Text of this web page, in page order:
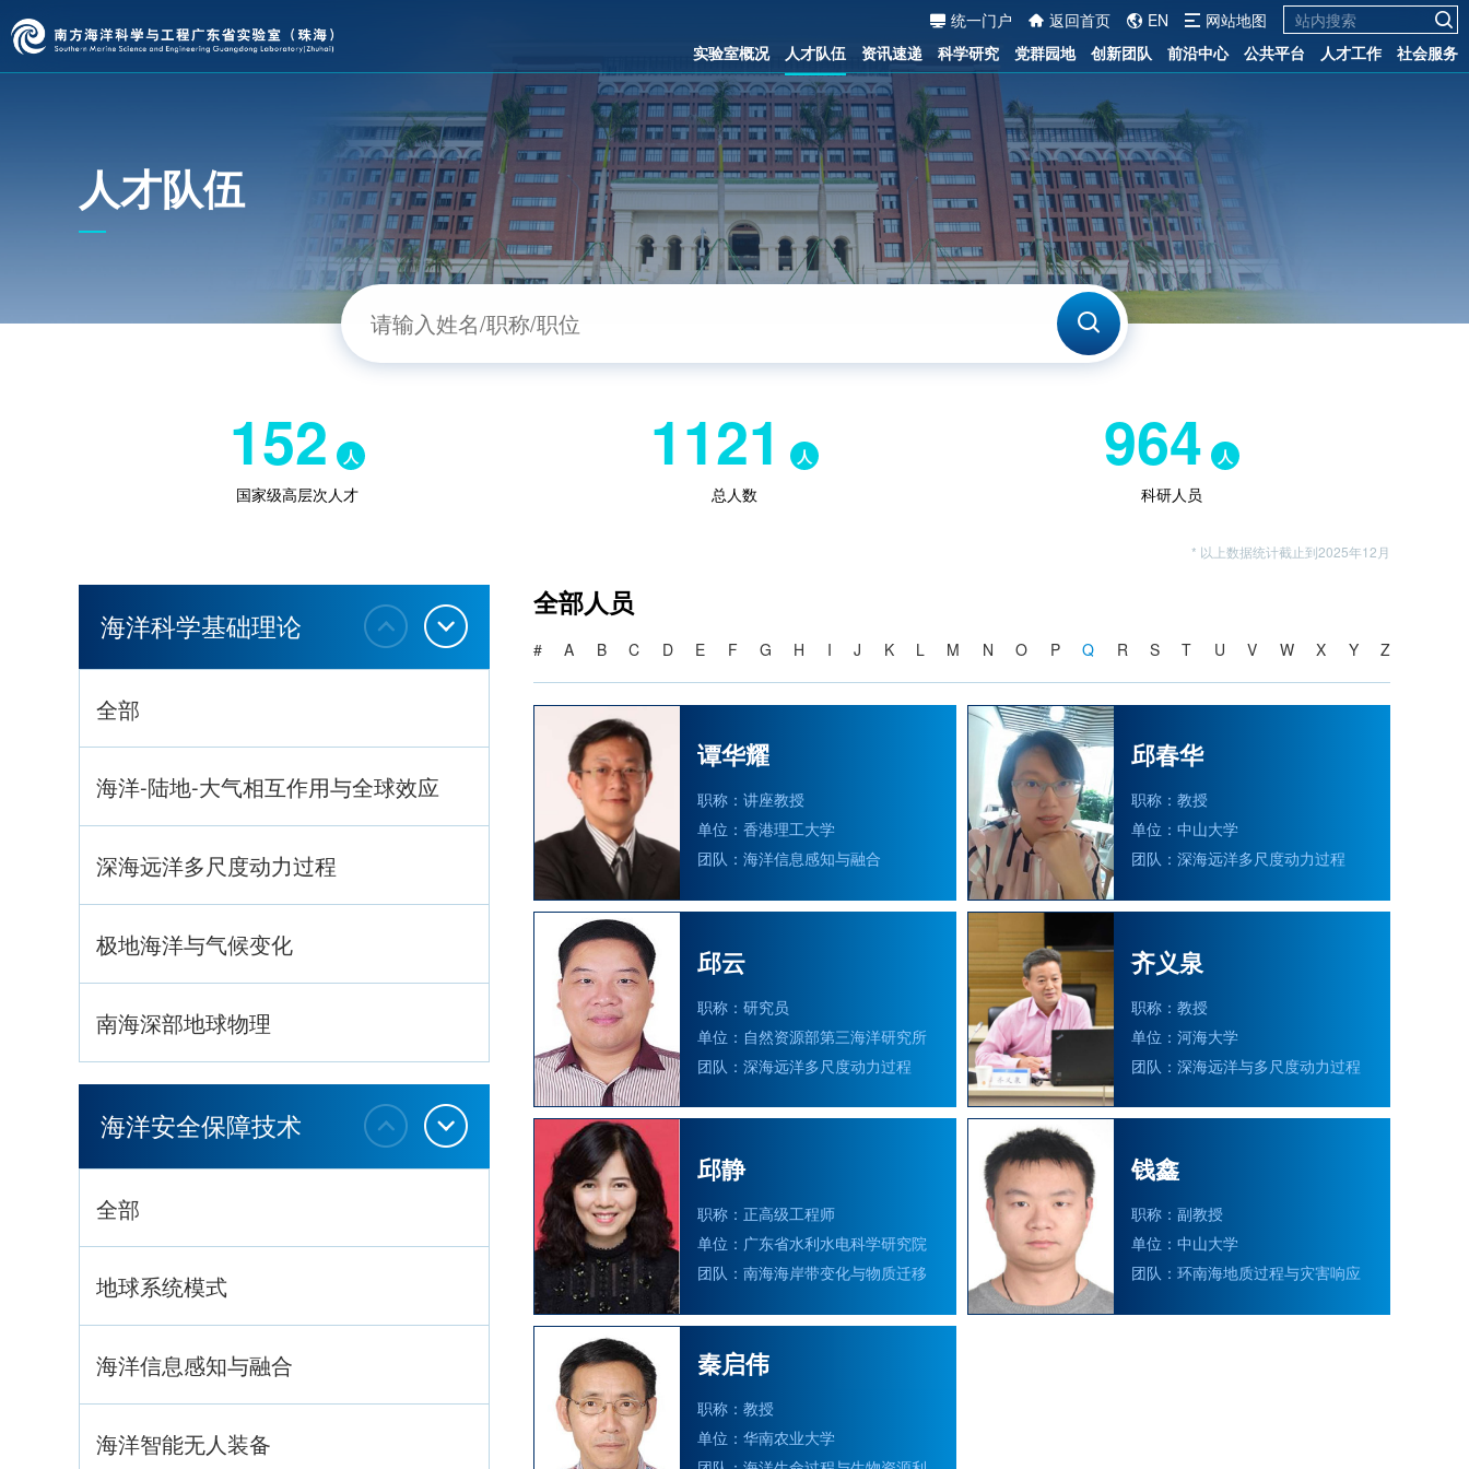
统一门户 返回首页 EN
网站地图
实验室概况
人才队伍 资讯速递 科学研究 党群园地 创新团队 前沿中心 公共平台 人才工作 社会服务
人才队伍
152
人
国家级高层次人才
1121
人
总人数
964
人
科研人员
* 以上数据统计截止到2025年12月
海洋科学基础理论
全部
海洋-陆地-大气相互作用与全球效应
深海远洋多尺度动力过程
极地海洋与气候变化
南海深部地球物理
海洋安全保障技术
全部
地球系统模式
海洋信息感知与融合
海洋智能无人装备
全部人员
# A B C D E F G H I J K L M N O P Q R S T U V W X Y Z
谭华耀
职称：讲座教授
单位：香港理工大学
团队：海洋信息感知与融合
邱春华
职称：教授
单位：中山大学
团队：深海远洋多尺度动力过程
邱云
职称：研究员
单位：自然资源部第三海洋研究所
团队：深海远洋多尺度动力过程
齐义泉
职称：教授
单位：河海大学
团队：深海远洋与多尺度动力过程
邱静
职称：正高级工程师
单位：广东省水利水电科学研究院
团队：南海海岸带变化与物质迁移
钱鑫
职称：副教授
单位：中山大学
团队：环南海地质过程与灾害响应
秦启伟
职称：教授
单位：华南农业大学